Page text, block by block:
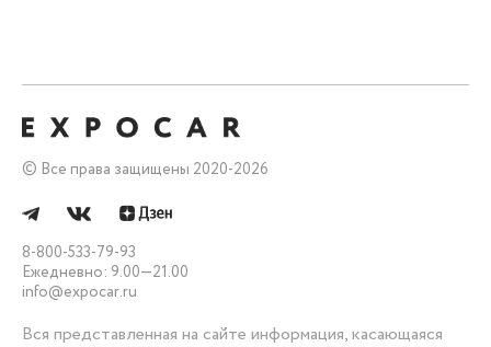
Все права защищены 2020-2026
8-800-533-79-93
Ежедневно: 9.00—21.00
info@expocar.ru
Вся представленная на сайте информация, касающаяся